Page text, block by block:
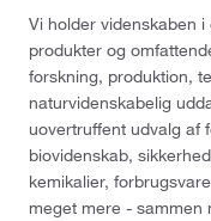
Vi holder videnskaben
produkter og
forskning, produktion,
naturvidenskabelig
uovertruffent udvalg af
biovidenskab,
kemikalier,
meget mere - sammen